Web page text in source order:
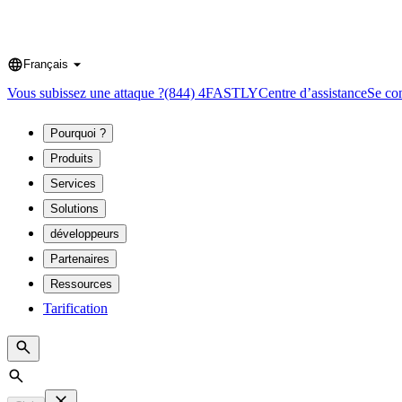
Language
Français
Vous subissez une attaque ?(844) 4FASTLYCentre d’assistanceSe
Pourquoi ?
Produits
Services
Solutions
développeurs
Partenaires
Ressources
Tarification
Search